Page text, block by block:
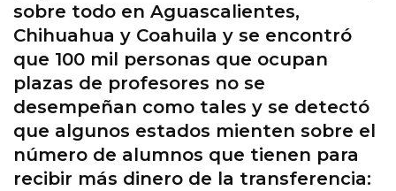
sobre todo en Aguascalientes,
Chihuahua y Coahuila y se encontró
que 100 mil personas que ocupan
plazas de profesores no se
desempeñan como tales y se detectó
que algunos estados mienten sobre el
número de alumnos que tienen para
recibir más dinero de la transferencia: